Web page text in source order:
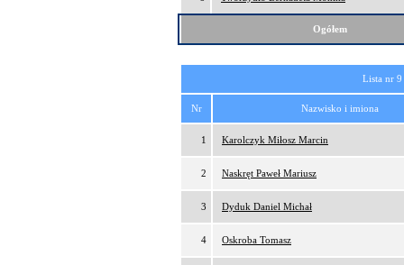
Ogółem
Lista nr
Nr Nazwisko i imiona
1 Karolczyk Miłosz Marcin
2 Naskręt Paweł Mariusz
3 Dyduk Daniel Michał
4 Oskroba Tomasz